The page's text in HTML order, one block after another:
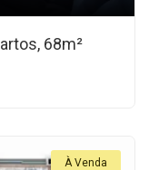
68m²
À Venda